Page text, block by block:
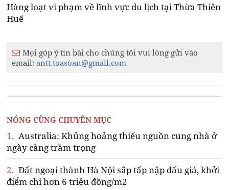
Hàng loạt vi phạm về lĩnh vực du lịch tại Thừa Thiên
Huế
Mọi góp ý tin bài cho chúng tôi vui lòng gửi vào
email:antt.toasoan@gmail.com
NÓNG CÙNG CHUYÊN MỤC
1. Australia: Khủng hoảng thiếu nguồn cung nhà ở
ngày càng trầm trọng
2. Đất ngoại thành Hà Nội sắp tấp nập đấu giá, khởi
điểm chỉ hơn 6 triệu đồng/m2